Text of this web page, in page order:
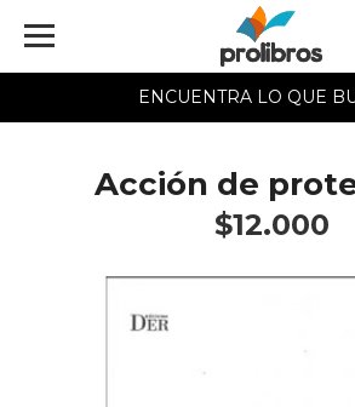
ENCUENTRA LO QUE
Acción de
$12.000